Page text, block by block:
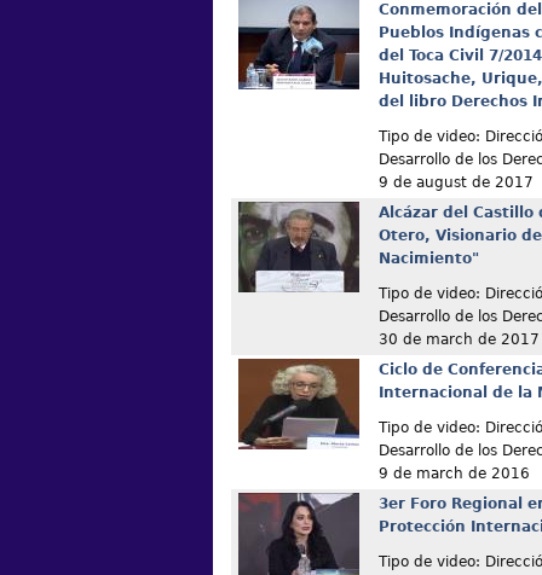
Conmemoración
Pueblos Indígenas
del Toca Civil 7/
Huitosache,
del libro Derechos
Tipo de video:
Desarrollo de los
9 de august de 2017
Alcázar del Castillo
Otero, Visionario
Nacimiento"
Tipo de video:
Desarrollo de los
30 de march de 2017
Ciclo de
Internacional de la
Tipo de video:
Desarrollo de los
9 de march de 2016
3er Foro Regional
Protección
Tipo de video: